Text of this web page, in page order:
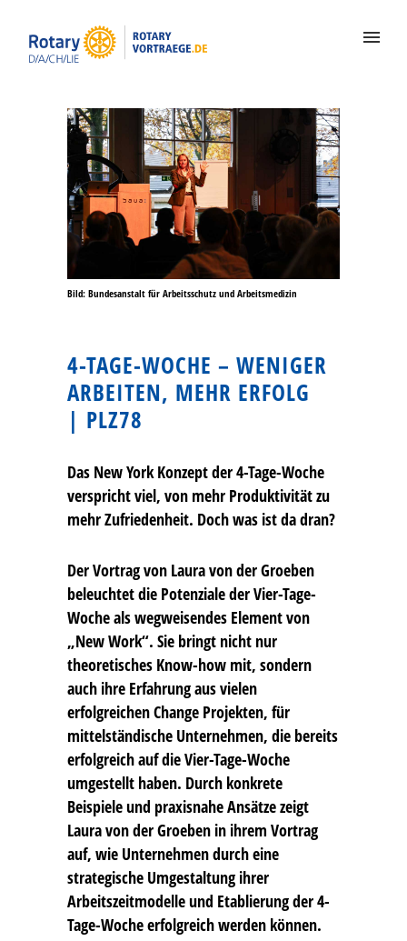
4-TAGE-WOCHE – WENIGER
ARBEITEN, MEHR ERFOLG
| PLZ78
Das New York Konzept der 4-Tage-Woche
verspricht viel, von mehr Produktivität zu
mehr Zufriedenheit. Doch was ist da dran?
Der Vortrag von Laura von der Groeben
beleuchtet die Potenziale der Vier-Tage-
Woche als wegweisendes Element von
„New Work“. Sie bringt nicht nur
theoretisches Know-how mit, sondern
auch ihre Erfahrung aus vielen
erfolgreichen Change Projekten, für
mittelständische Unternehmen, die bereits
erfolgreich auf die Vier-Tage-Woche
umgestellt haben. Durch konkrete
Beispiele und praxisnahe Ansätze zeigt
Laura von der Groeben in ihrem Vortrag
auf, wie Unternehmen durch eine
strategische Umgestaltung ihrer
Arbeitszeitmodelle und Etablierung der 4-
Tage-Woche erfolgreich werden können.
Bild: Bundesanstalt für Arbeitsschutz und Arbeitsmedizin